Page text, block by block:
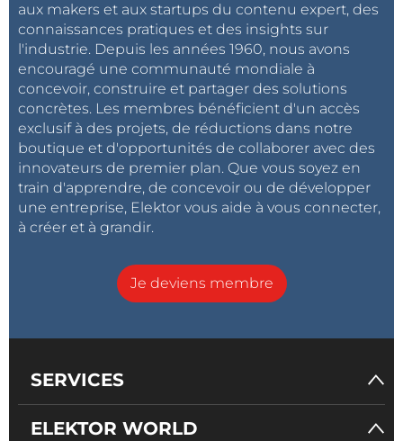
aux makers et aux startups du contenu expert, des
connaissances pratiques et des insights sur
l'industrie. Depuis les années 1960, nous avons
encouragé une communauté mondiale à
concevoir, construire et partager des solutions
concrètes. Les membres bénéficient d'un accès
exclusif à des projets, de réductions dans notre
boutique et d'opportunités de collaborer avec des
innovateurs de premier plan. Que vous soyez en
train d'apprendre, de concevoir ou de développer
une entreprise, Elektor vous aide à vous connecter,
à créer et à grandir.
Je deviens membre
SERVICES
ELEKTOR WORLD